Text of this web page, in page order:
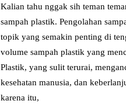
Kalian tahu nggak sih teman
sampah plastik. Pengolahan
topik yang semakin penting di
volume sampah plastik yang
Plastik, yang sulit terurai,
kesehatan manusia, dan
karena itu,